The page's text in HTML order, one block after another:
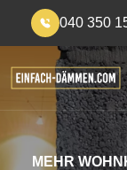
040 350
MEHR